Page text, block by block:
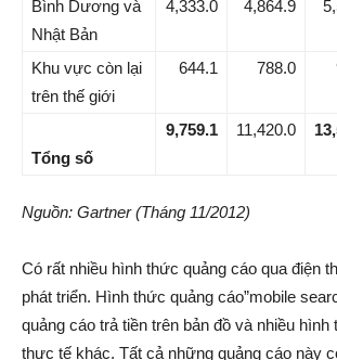
Bình Dương và
Nhật Bản
4,333.0 4,864.9
Khu vực còn lại
trên thế giới
644.1 788.0
Tổng số
9,759.1 11,420.0
Nguồn: Gartner (Tháng 11/2012)
Có rất nhiều hình thức quảng cáo qua điện
phát triển. Hình thức quảng cáo”mobile
quảng cáo trả tiền trên bản đồ và nhiều
thực tế khác. Tất cả những quảng cáo này